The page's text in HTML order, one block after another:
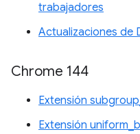
trabajadores
Actualizaciones de
Chrome 144
Extensión
Extensión